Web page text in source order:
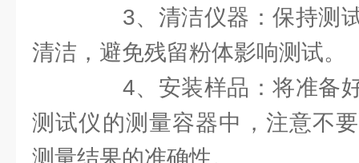
3、清洁仪器：保持测试
清洁，避免残留粉体影响测试。
4、安装样品：将准备好
测试仪的测量容器中，注意不
测量结果的准确性。